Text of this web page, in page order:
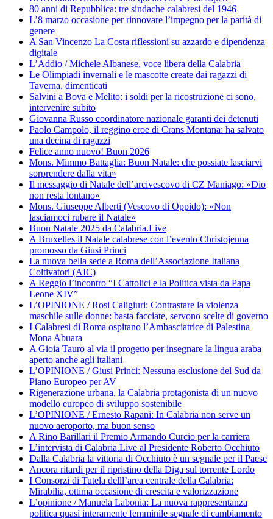
80 anni di Repubblica: tre sindache calabresi del 1946
L’8 marzo occasione per rinnovare l’impegno per la parità di
genere
A San Vincenzo La Costa riflessioni su azzardo e dipendenza
digitale
L’Addio / Michele Albanese, voce libera della Calabria
Le Olimpiadi invernali e le mascotte create dai ragazzi di
Taverna, dimenticati
Salvini a Bova e Melito: i soldi per la ricostruzione ci sono,
intervenire subito
Giovanna Russo coordinatore nazionale garanti dei detenuti
Paolo Campolo, il reggino eroe di Crans Montana: ha salvato
una decina di ragazzi
Felice anno nuovo! Buon 2026
Mons. Mimmo Battaglia: Buon Natale: che possiate lasciarvi
sorprendere dalla vita»
Il messaggio di Natale dell’arcivescovo di CZ Maniago: «Dio
non resta lontano»
Mons. Giuseppe Alberti (Vescovo di Oppido): «Non
lasciamoci rubare il Natale»
Buon Natale 2025 da Calabria.Live
A Bruxelles il Natale calabrese con l’evento Christojenna
promosso da Giusi Princi
La nuova bella sede a Roma dell’Associazione Italiana
Coltivatori (AIC)
A Reggio l’incontro “I Cattolici e la Politica vista da Papa
Leone XIV”
L’OPINIONE / Rosi Caligiuri: Contrastare la violenza
maschile sulle donne: basta facciate, servono scelte di governo
I Calabresi di Roma ospitano l’Ambasciatrice di Palestina
Mona Abuara
A Gioia Tauro al via il progetto per insegnare la lingua araba
aperto anche agli italiani
L’OPINIONE / Giusi Princi: Nessuna esclusione del Sud da
Piano Europeo per AV
Rigenerazione urbana, la Calabria protagonista di un nuovo
modello europeo di sviluppo sostenibile
L’OPINIONE / Ernesto Rapani: In Calabria non serve un
nuovo aeroporto, ma buon senso
A Rino Barillari il Premio Armando Curcio per la carriera
L’intervista di Calabria.Live al Presidente Roberto Occhiuto
Dalla Calabria la vittoria di Occhiuto è un segnale per il Paese
Ancora ritardi per il ripristino della Diga sul torrente Lordo
I Consorzi di Tutela delll’area centrale della Calabria:
Mirabilia, ottima occasione di crescita e valorizzazione
L’opinione / Manuela Labonia: La nuova rappresentanza
politica quasi interamente femminile segnale di cambiamento